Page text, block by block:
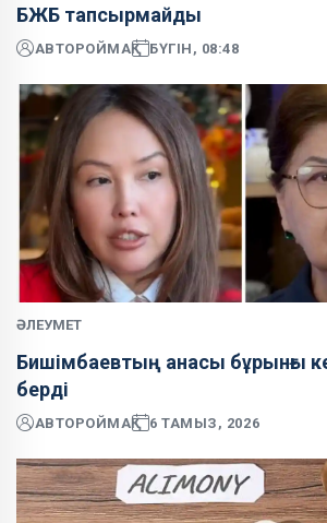
БЖБ тапсырмайды
АВТОРОЙМАҚ БҮГІН, 08:48
ӘЛЕУМЕТ
Бишімбаевтың анасы бұрынғы
берді
АВТОРОЙМАҚ 6 ТАМЫЗ, 2026